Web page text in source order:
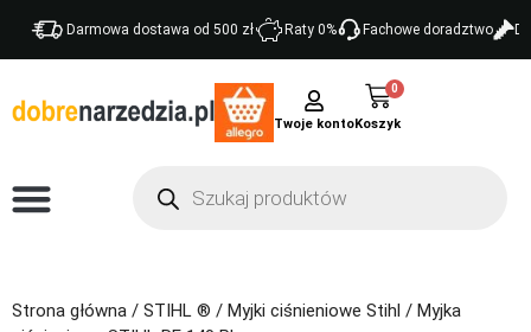
Darmowa dostawa od 500 zł Raty 0% Fachowe doradztwo
Twoje konto
0
Strona główna / STIHL ® / Myjki ciśnieniowe Stihl / Myjka